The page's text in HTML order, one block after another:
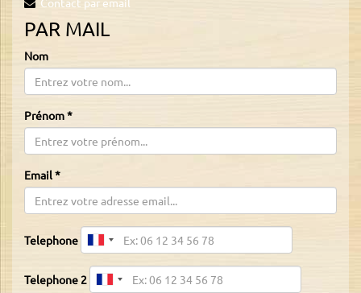
PAR MAIL
Nom
Prénom*
Email*
Telephone
Telephone 2